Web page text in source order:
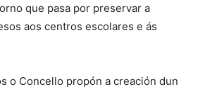
que pasa por preservar a
aos centros escolares e ás
o Concello propón a creación dun